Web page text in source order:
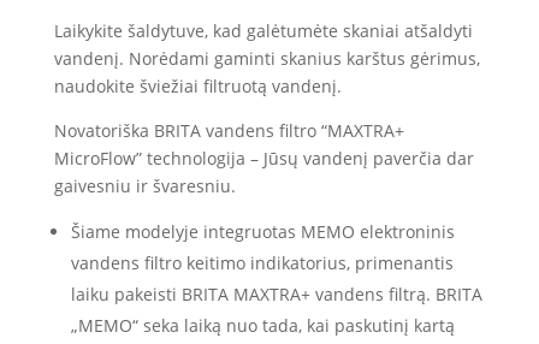
Laikykite šaldytuve, kad galėtumėte skaniai atšaldyti
vandenį. Norėdami gaminti skanius karštus gėrimus,
naudokite šviežiai filtruotą vandenį.
Novatoriška BRITA vandens filtro “MAXTRA+
MicroFlow” technologija – Jūsų vandenį paverčia dar
gaivesniu ir švaresniu.
Šiame modelyje integruotas MEMO elektroninis
vandens filtro keitimo indikatorius, primenantis
laiku pakeisti BRITA MAXTRA+ vandens filtrą. BRITA
„MEMO“ seka laiką nuo tada, kai paskutinį kartą